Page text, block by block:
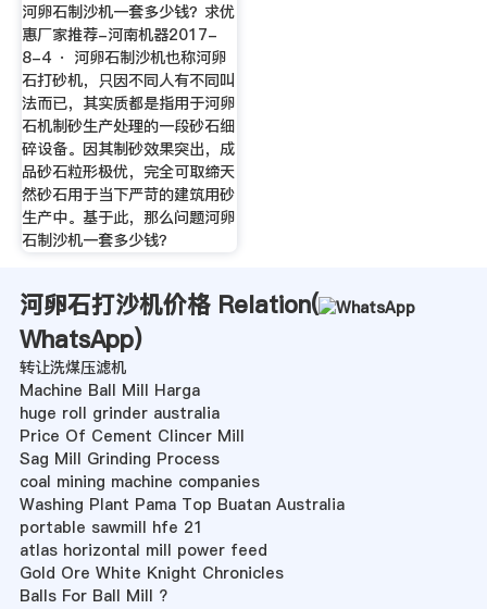
河卵石制沙机一套多少钱？求优
惠厂家推荐-河南机器2017-
8-4 · 河卵石制沙机也称河卵
石打砂机，只因不同人有不同叫
法而已，其实质都是指用于河卵
石机制砂生产处理的一段砂石细
碎设备。因其制砂效果突出，成
品砂石粒形极优，完全可取缔天
然砂石用于当下严苛的建筑用砂
生产中。基于此，那么问题河卵
石制沙机一套多少钱？
河卵石打沙机价格 Relation(
WhatsApp)
转让洗煤压滤机
Machine Ball Mill Harga
huge roll grinder australia
Price Of Cement Clincer Mill
Sag Mill Grinding Process
coal mining machine companies
Washing Plant Pama Top Buatan Australia
portable sawmill hfe 21
atlas horizontal mill power feed
Gold Ore White Knight Chronicles
Balls For Ball Mill ?